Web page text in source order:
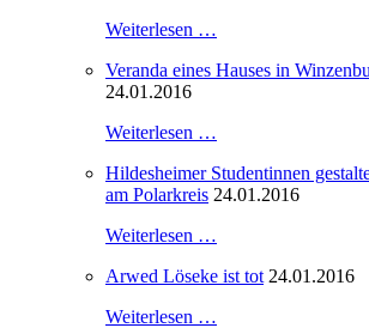
Weiterlesen …
Veranda eines Hauses in
24.01.2016
Weiterlesen …
Hildesheimer Studentinnen
am Polarkreis 24.01.2016
Weiterlesen …
Arwed Löseke ist tot 24.01.2016
Weiterlesen …